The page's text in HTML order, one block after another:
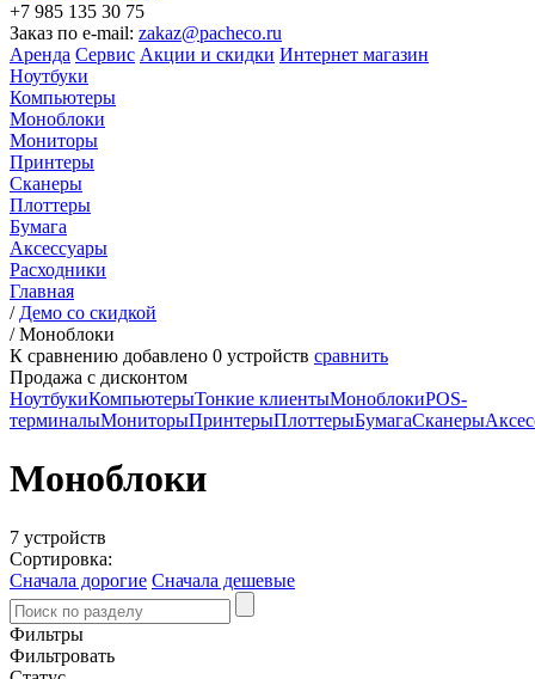
+7 985 135 30 75
Заказ по e-mail: zakaz@pacheco.ru
Аренда Сервис Акции и скидки Интернет магазин
Ноутбуки
Компьютеры
Моноблоки
Мониторы
Принтеры
Сканеры
Плоттеры
Бумага
Аксессуары
Расходники
Главная
/ Демо со скидкой
/Моноблоки
К сравнению добавлено 0 устройств сравнить
Продажа с дисконтом
НоутбукиКомпьютерыТонкие клиентыМоноблокиPOS-
терминалыМониторыПринтерыПлоттерыБумагаСканеры
Моноблоки
7 устройств
Сортировка:
Сначала дорогие Сначала дешевые
Фильтры
Фильтровать